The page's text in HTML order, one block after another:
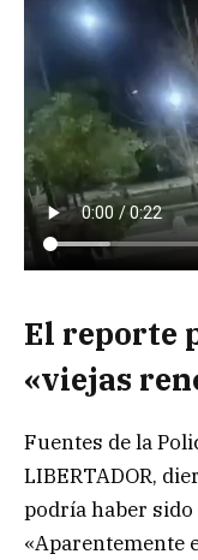
El reporte
«viejas
Fuentes de la
LIBERTADOR,
podría haber
«Aparentemente